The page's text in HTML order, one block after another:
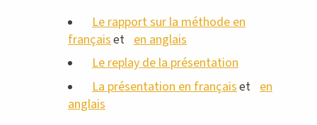
Le rapport sur la méthode en
françaiset en anglais
Le replay de la présentation
La présentation en françaiset en
anglais